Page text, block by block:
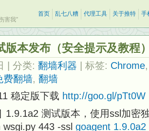
害我”
首页 乱七八糟 代理工具 关于推特 手
版本发布（安全提示及教程
| 分类: 翻墙利器 | 标签: Chrome
费翻墙, 翻墙
稳定版下载 http://goo.gl/pTt0W
1.9.1a2 测试版本，使用ssl加密
443 -ssl goagent 1.9.0a2